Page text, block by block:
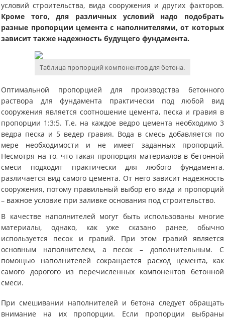
условий строительства, вида сооружения и других факторов.
Кроме того, для различных условий надо подобрать
разные пропорции цемента с наполнителями, от которых
зависит также надежность будущего фундамента.
Таблица пропорций компонентов для бетона.
Оптимальной пропорцией для производства бетонного
раствора для фундамента практически под любой вид
сооружения является соотношение цемента, песка и гравия в
пропорции 1:3:5. Т.е. на каждое ведро цемента необходимо 3
ведра песка и 5 ведер гравия. Вода в смесь добавляется по
мере необходимости и не имеет заданных пропорций.
Несмотря на то, что такая пропорция материалов в бетонной
смеси подходит практически для любого фундамента,
различается вид самого цемента. От него зависит надежность
сооружения, потому правильный выбор его вида и пропорций
– важное условие при заливке основания под строительство.
В качестве наполнителей могут быть использованы многие
материалы, однако, как уже сказано ранее, обычно
используется песок и гравий. При этом гравий является
основным наполнителем, а песок – дополнительным. С
помощью наполнителей сокращается расход цемента, как
самого дорогого из перечисленных компонентов бетонной
смеси.
При смешивании наполнителей и бетона следует обращать
внимание на их пропорции. Если пропорции выбраны